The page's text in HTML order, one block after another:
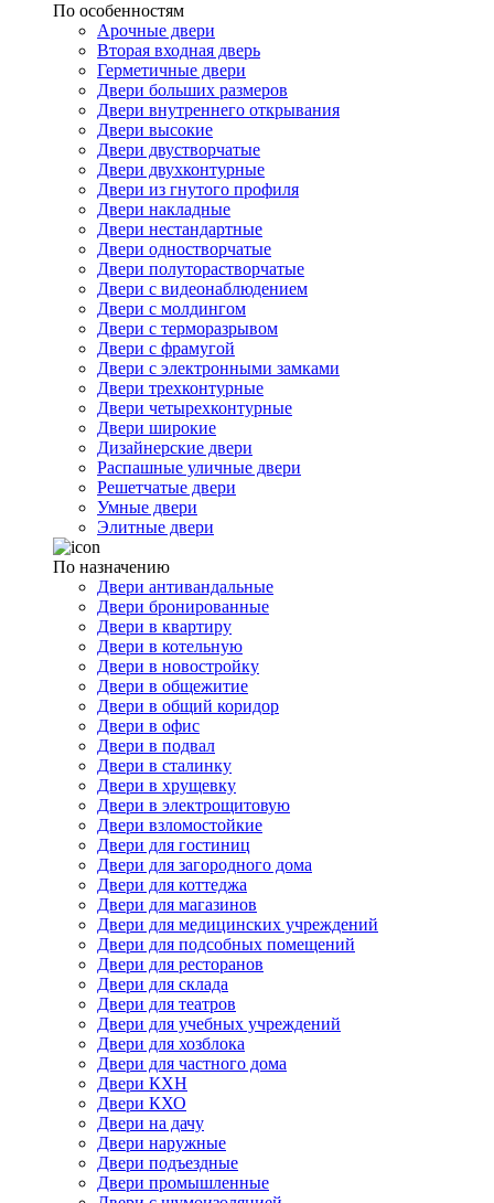
По особенностям
Арочные двери
Вторая входная дверь
Герметичные двери
Двери больших размеров
Двери внутреннего открывания
Двери высокие
Двери двустворчатые
Двери двухконтурные
Двери из гнутого профиля
Двери накладные
Двери нестандартные
Двери одностворчатые
Двери полуторастворчатые
Двери с видеонаблюдением
Двери с молдингом
Двери с терморазрывом
Двери с фрамугой
Двери с электронными замками
Двери трехконтурные
Двери четырехконтурные
Двери широкие
Дизайнерские двери
Распашные уличные двери
Решетчатые двери
Умные двери
Элитные двери
По назначению
Двери антивандальные
Двери бронированные
Двери в квартиру
Двери в котельную
Двери в новостройку
Двери в общежитие
Двери в общий коридор
Двери в офис
Двери в подвал
Двери в сталинку
Двери в хрущевку
Двери в электрощитовую
Двери взломостойкие
Двери для гостиниц
Двери для загородного дома
Двери для коттеджа
Двери для магазинов
Двери для медицинских учреждений
Двери для подсобных помещений
Двери для ресторанов
Двери для склада
Двери для театров
Двери для учебных учреждений
Двери для хозблока
Двери для частного дома
Двери КХН
Двери КХО
Двери на дачу
Двери наружные
Двери подъездные
Двери промышленные